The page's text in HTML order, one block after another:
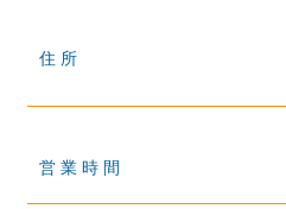
住所
営業時間